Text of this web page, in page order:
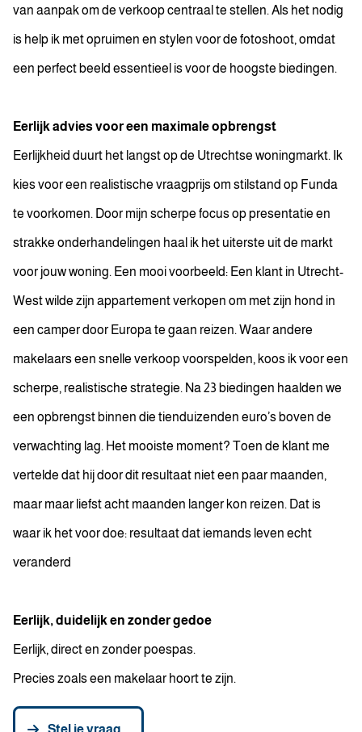
van aanpak om de verkoop centraal te stellen. Als het nodig
is help ik met opruimen en stylen voor de fotoshoot, omdat
een perfect beeld essentieel is voor de hoogste biedingen.
Eerlijk advies voor een maximale opbrengst
Eerlijkheid duurt het langst op de Utrechtse woningmarkt. Ik
kies voor een realistische vraagprijs om stilstand op Funda
te voorkomen. Door mijn scherpe focus op presentatie en
strakke onderhandelingen haal ik het uiterste uit de markt
voor jouw woning. Een mooi voorbeeld: Een klant in Utrecht-
West wilde zijn appartement verkopen om met zijn hond in
een camper door Europa te gaan reizen. Waar andere
makelaars een snelle verkoop voorspelden, koos ik voor een
scherpe, realistische strategie. Na 23 biedingen haalden we
een opbrengst binnen die tienduizenden euro’s boven de
verwachting lag. Het mooiste moment? Toen de klant me
vertelde dat hij door dit resultaat niet een paar maanden,
maar maar liefst acht maanden langer kon reizen. Dat is
waar ik het voor doe: resultaat dat iemands leven echt
veranderd
Eerlijk, duidelijk en zonder gedoe
Eerlijk, direct en zonder poespas.
Precies zoals een makelaar hoort te zijn.
Stel je vraag